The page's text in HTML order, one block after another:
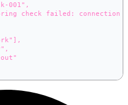
001",
check failed: connection